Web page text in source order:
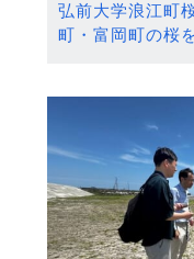
弘前大学浪江町
町・富岡町の桜